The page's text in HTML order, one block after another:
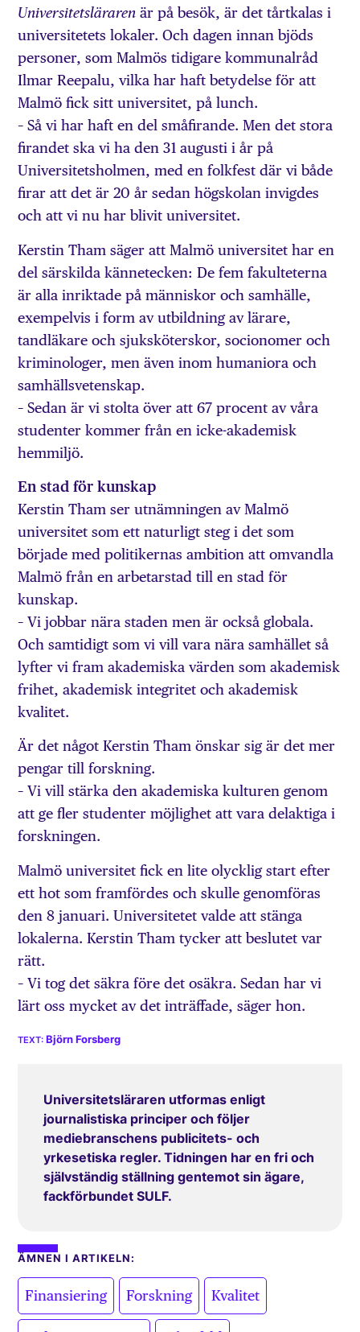
Universitetsläraren är på besök, är det tårtkalas i
universitetets lokaler. Och dagen innan bjöds
personer, som Malmös tidigare kommunalråd
Ilmar Reepalu, vilka har haft betydelse för att
Malmö fick sitt universitet, på lunch.
– Så vi har haft en del små­firande. Men det stora
firandet ska vi ha den 31 augusti i år på
Universitetsholmen, med en folkfest där vi både
firar att det är 20 år sedan högskolan invigdes
och att vi nu har blivit universitet.
Kerstin Tham säger att Malmö universitet har en
del särskilda kännetecken: De fem fakulteterna
är alla inriktade på människor och samhälle,
exempelvis i form av utbildning av lärare,
tandläkare och sjuksköterskor, socionomer och
kriminologer, men även inom humaniora och
samhällsvetenskap.
– Sedan är vi stolta över att 67 procent av våra
studenter kommer från en icke-akademisk
hemmiljö.
En stad för kunskap
Kerstin Tham ser utnämningen av Malmö
universitet som ett naturligt steg i det som
började med politikernas ambition att omvandla
Malmö från en arbetarstad till en stad för
kunskap.
– Vi jobbar nära staden men är också globala.
Och samtidigt som vi vill vara nära samhället så
lyfter vi fram akademiska värden som akademisk
frihet, akademisk integritet och akademisk
kvalitet.
Är det något Kerstin Tham önskar sig är det mer
pengar till forskning.
– Vi vill stärka den akademiska kulturen genom
att ge fler studenter möjlighet att vara delaktiga i
forskningen.
Malmö universitet fick en lite olycklig start efter
ett hot som framfördes och skulle genomföras
den 8 januari. Universitetet valde att stänga
lokalerna. Kerstin Tham tycker att beslutet var
rätt.
– Vi tog det säkra före det osäkra. Sedan har vi
lärt oss mycket av det inträffade, säger hon.
Björn Forsberg
Universitetsläraren utformas enligt
journalistiska principer och följer
mediebranschens publicitets- och
yrkesetiska regler. Tidningen har en fri och
självständig ställning gentemot sin ägare,
fackförbundet SULF.
ÄMNEN I ARTIKELN:
Finansiering Forskning Kvalitet